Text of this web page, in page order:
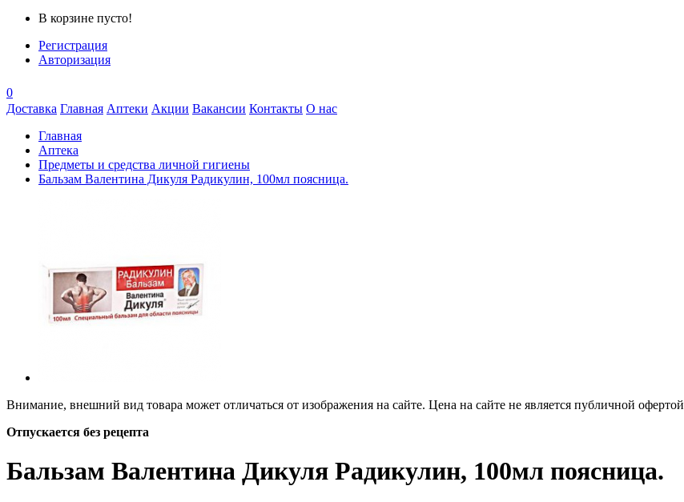
В корзине пусто!
Регистрация
Авторизация
0
Доставка Главная Аптеки Акции Вакансии Контакты О нас
Главная
Аптека
Предметы и средства личной гигиены
Бальзам Валентина Дикуля Радикулин, 100мл поясница.
Внимание, внешний вид товара может отличаться от изображения на сайте. Цена на сайте не является публичной офертой
Отпускается без рецепта
Бальзам Валентина Дикуля Радикулин, 100мл поясница.